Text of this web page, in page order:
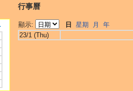
行事曆
顯示: 日 星期 月
年
23/1 (Thu)